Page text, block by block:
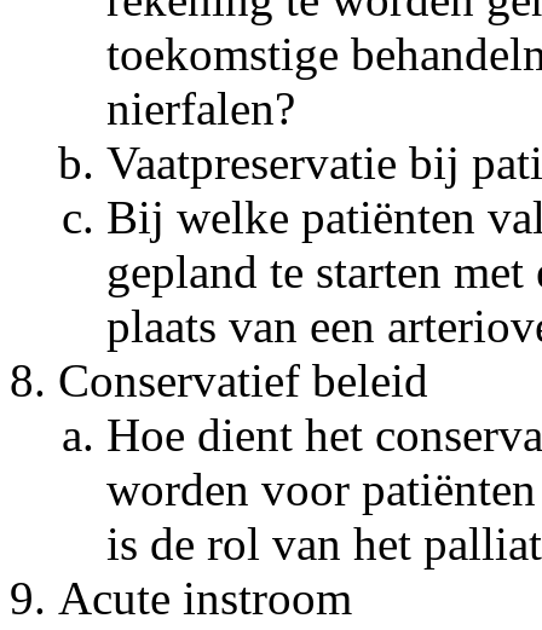
toekomstige
nierfalen?
Vaatpreservatie bij
Bij welke patiënten
gepland te starten
plaats van een
Conservatief beleid
Hoe dient het
worden voor
is de rol van het
Acute instroom